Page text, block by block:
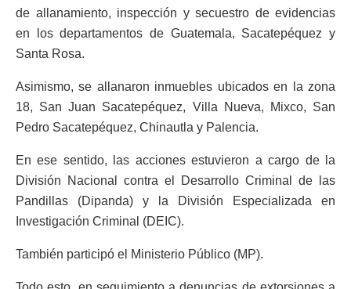
de allanamiento, inspección y secuestro de evidencias
en los departamentos de Guatemala, Sacatepéquez y
Santa Rosa.
Asimismo, se allanaron inmuebles ubicados en la zona
18, San Juan Sacatepéquez, Villa Nueva, Mixco, San
Pedro Sacatepéquez, Chinautla y Palencia.
En ese sentido, las acciones estuvieron a cargo de la
División Nacional contra el Desarrollo Criminal de las
Pandillas (Dipanda) y la División Especializada en
Investigación Criminal (DEIC).
También participó el Ministerio Público (MP).